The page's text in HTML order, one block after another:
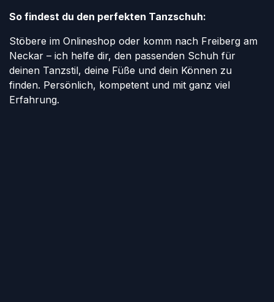
So findest du den perfekten Tanzschuh:
Stöbere im Onlineshop oder komm nach Freiberg am
Neckar – ich helfe dir, den passenden Schuh für
deinen Tanzstil, deine Füße und dein Können zu
finden. Persönlich, kompetent und mit ganz viel
Erfahrung.